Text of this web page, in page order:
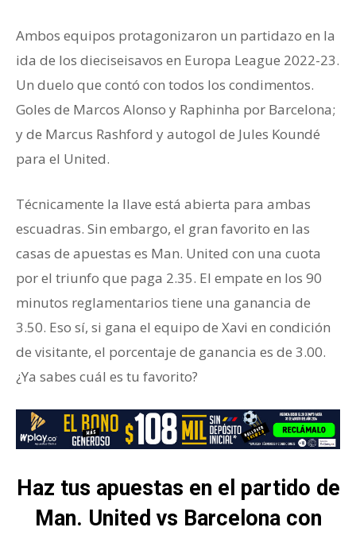
Ambos equipos protagonizaron un partidazo en la
ida de los dieciseisavos en Europa League 2022-23.
Un duelo que contó con todos los condimentos.
Goles de Marcos Alonso y Raphinha por Barcelona;
y de Marcus Rashford y autogol de Jules Koundé
para el United.
Técnicamente la llave está abierta para ambas
escuadras. Sin embargo, el gran favorito en las
casas de apuestas es Man. United con una cuota
por el triunfo que paga 2.35. El empate en los 90
minutos reglamentarios tiene una ganancia de
3.50. Eso sí, si gana el equipo de Xavi en condición
de visitante, el porcentaje de ganancia es de 3.00.
¿Ya sabes cuál es tu favorito?
Haz tus apuestas en el partido de
Man. United vs Barcelona con